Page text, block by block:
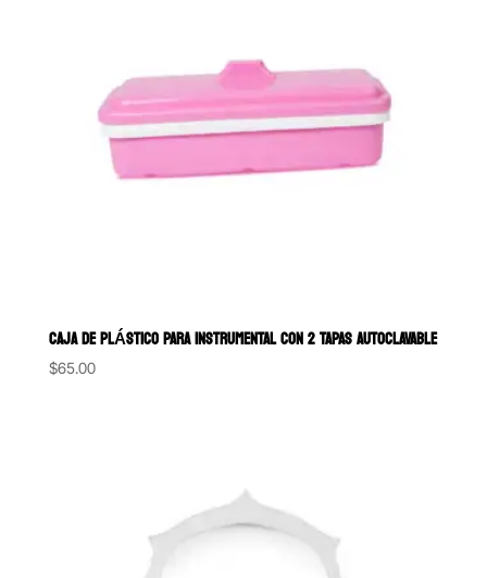
CAJA DE PLÁSTICO PARA INSTRUMENTAL CON 2 TAPAS AUTOCLAVABLE
$65.00